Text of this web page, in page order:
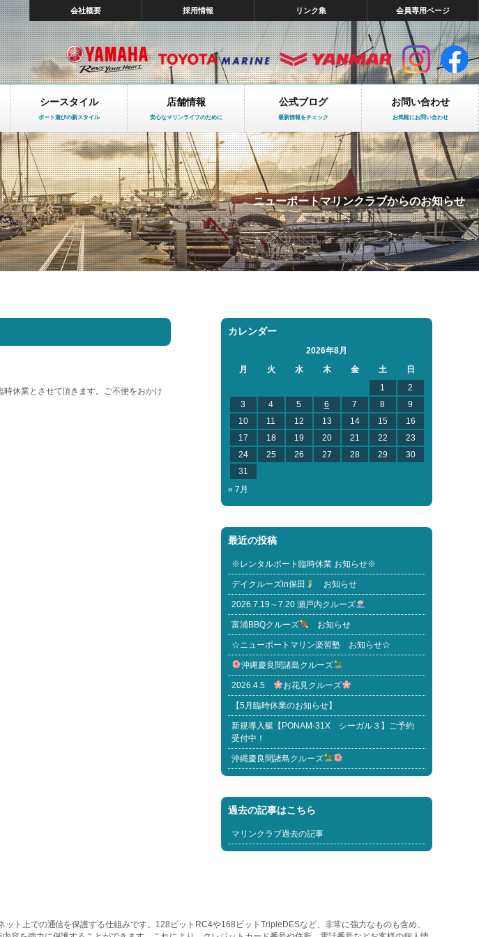
会社概要 採用情報 リンク集 会員専用ページ
シースタイル
ボート遊びの新スタイル
店舗情報
安心なマリンライフのために
公式ブログ
最新情報をチェック
お問い合わせ
お気軽にお問い合わせ
ニューポートマリンクラブからのお知らせ
休業とさせて頂きます。ご不便をおかけ
カレンダー
2026年8月
月
火 水 木 金 土
日
1
2
3
4 5 6 7 8
9
10
11 12 13 14 15
16
17
18 19 20 21 22
23
24
25 26 27 28 29
30
31
« 7月
最近の投稿
※レンタルボート臨時休業 お知らせ※
デイクルーズin保田 お知らせ
2026.7.19～7.20 瀬戸内クルーズ
富浦BBQクルーズ お知らせ
☆ニューポートマリン楽習塾 お知らせ☆
沖縄慶良間諸島クルーズ
2026.4.5 お花見クルーズ
【5月臨時休業のお知らせ】
新規導入艇【PONAM-31X シーガル３】ご予約
受付中！
沖縄慶良間諸島クルーズ
過去の記事はこちら
マリンクラブ過去の記事
ト上での通信を保護する仕組みです。128ビットRC4や168ビットTripleDESなど、非常に強力なものも含め、